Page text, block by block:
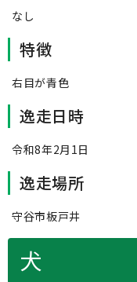
なし
特徴
右目が青色
逸走日時
令和8年2月1日
逸走場所
守谷市板戸井
犬